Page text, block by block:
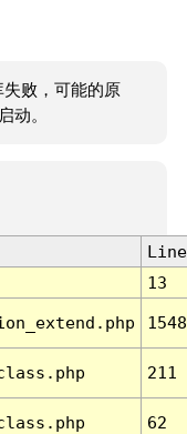
败，可能的原
动。
Line
13
1548
211
62